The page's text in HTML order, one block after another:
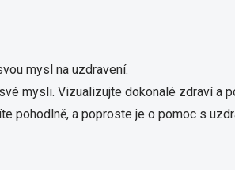
mysl na uzdravení.
mysli. Vizualizujte dokonalé zdraví a
a poproste je o pomoc s
první nákup
(Sleva platí při objednání nad 800 Kč)